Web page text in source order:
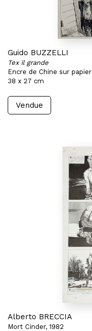
Guido BUZZELLI
Tex il grande
Encre de Chine sur papier
38 x 27 cm
Vendue
Alberto BRECCIA
Mort Cinder, 1982